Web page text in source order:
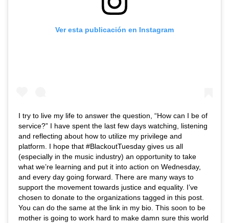
Ver esta publicación en Instagram
I try to live my life to answer the question, “How can I be of
service?” I have spent the last few days watching, listening
and reflecting about how to utilize my privilege and
platform. I hope that #BlackoutTuesday gives us all
(especially in the music industry) an opportunity to take
what we’re learning and put it into action on Wednesday,
and every day going forward. There are many ways to
support the movement towards justice and equality. I’ve
chosen to donate to the organizations tagged in this post.
You can do the same at the link in my bio. This soon to be
mother is going to work hard to make damn sure this world